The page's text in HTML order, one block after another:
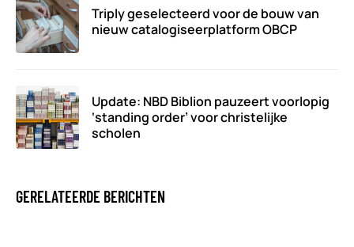
Triply geselecteerd voor de bouw van
nieuw catalogiseerplatform OBCP
Update: NBD Biblion pauzeert voorlopig
‘standing order’ voor christelijke
scholen
GERELATEERDE BERICHTEN